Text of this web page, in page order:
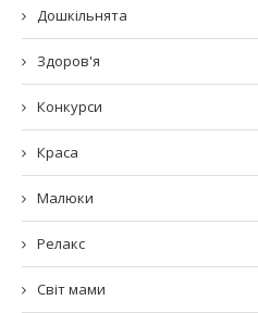
Дошкільнята
Здоров'я
Конкурси
Краса
Малюки
Релакс
Світ мами